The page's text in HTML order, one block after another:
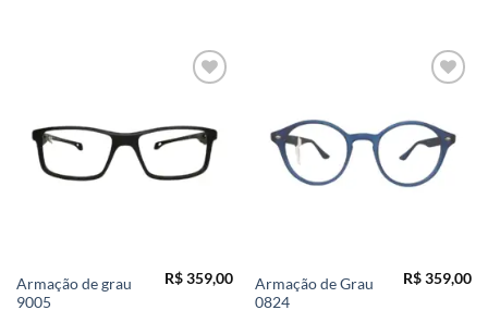
Armação de grau
9005
R$359,00
Armação de Grau
0824
R$359,00